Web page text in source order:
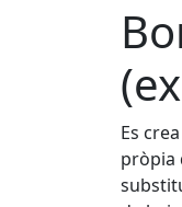
Es
pròpia